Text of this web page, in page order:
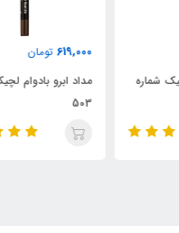
شماره
619,000 تومان
مداد ابرو بادوام
503